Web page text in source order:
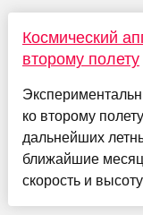
Космический
второму полету
ко второму
дальнейших
ближайшие
скорость и